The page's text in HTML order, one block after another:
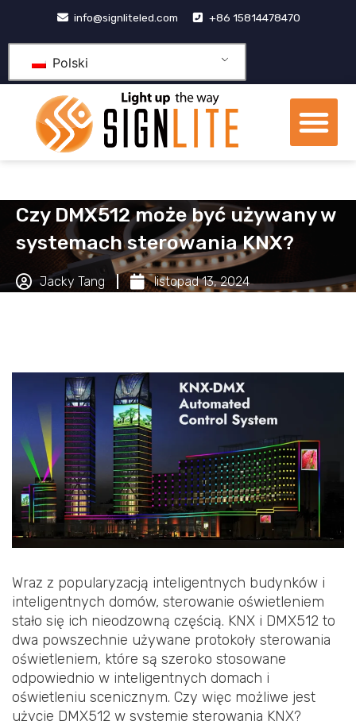
treści
info@signliteled.com +86 15814478470
Polski
Czy DMX512 może być używany w
systemach sterowania KNX?
Jacky Tang listopad 13, 2024
Wraz z popularyzacją inteligentnych budynków i
inteligentnych domów, sterowanie oświetleniem
stało się ich nieodzowną częścią. KNX i DMX512 to
dwa powszechnie używane protokoły sterowania
oświetleniem, które są szeroko stosowane
odpowiednio w inteligentnych domach i
oświetleniu scenicznym. Czy więc możliwe jest
użycie DMX512 w systemie sterowania KNX?